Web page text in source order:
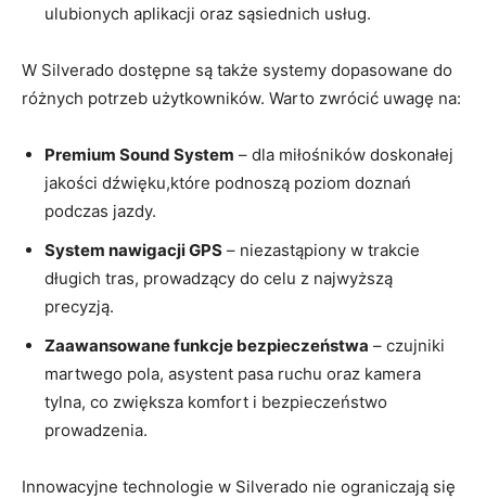
ulubionych aplikacji oraz sąsiednich usług.
W Silverado dostępne są także systemy dopasowane do
różnych potrzeb użytkowników. Warto zwrócić uwagę na:
Premium Sound System – dla miłośników doskonałej
jakości dźwięku,które podnoszą poziom doznań
podczas jazdy.
System nawigacji GPS – niezastąpiony w trakcie
długich tras, prowadzący do celu z najwyższą
precyzją.
Zaawansowane funkcje bezpieczeństwa – czujniki
martwego pola, asystent pasa ruchu oraz kamera
tylna, co zwiększa komfort i bezpieczeństwo
prowadzenia.
Innowacyjne technologie w Silverado nie ograniczają się